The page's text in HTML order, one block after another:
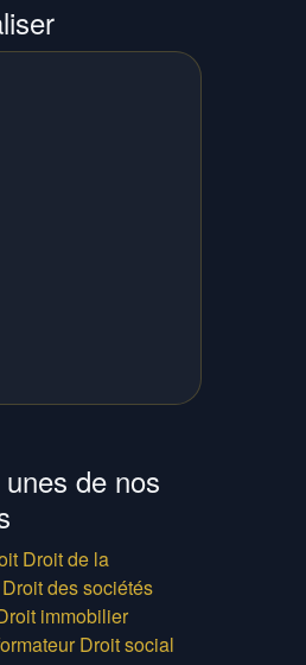
de nos
Droit de la
Droit des sociétés
immobilier
Droit social